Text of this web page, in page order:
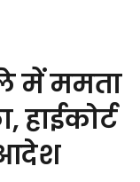
में ममता
हाईकोर्ट
आदेश